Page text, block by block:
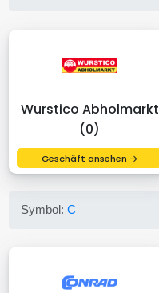
Wurstico Abholmarkt
(0)
Geschäft ansehen →
Symbol:C